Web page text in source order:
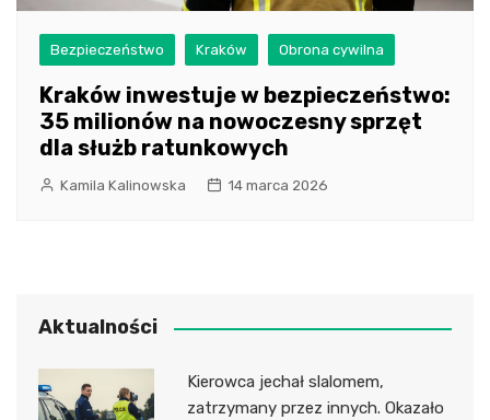
Bezpieczeństwo Kraków Obrona cywilna
Kraków inwestuje w bezpieczeństwo:
35 milionów na nowoczesny sprzęt
dla służb ratunkowych
Kamila Kalinowska 14 marca 2026
Aktualności
Kierowca jechał slalomem,
zatrzymany przez innych. Okazało